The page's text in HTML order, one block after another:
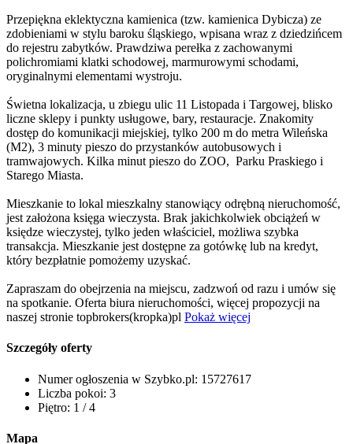
Przepiękna eklektyczna kamienica (tzw. kamienica Dybicza) ze
zdobieniami w stylu baroku śląskiego, wpisana wraz z dziedzińcem
do rejestru zabytków. Prawdziwa perełka z zachowanymi
polichromiami klatki schodowej, marmurowymi schodami,
oryginalnymi elementami wystroju.
Świetna lokalizacja, u zbiegu ulic 11 Listopada i Targowej, blisko
liczne sklepy i punkty usługowe, bary, restauracje. Znakomity
dostęp do komunikacji miejskiej, tylko 200 m do metra Wileńska
(M2), 3 minuty pieszo do przystanków autobusowych i
tramwajowych. Kilka minut pieszo do ZOO, Parku Praskiego i
Starego Miasta.
Mieszkanie to lokal mieszkalny stanowiący odrębną nieruchomość,
jest założona księga wieczysta. Brak jakichkolwiek obciążeń w
księdze wieczystej, tylko jeden właściciel, możliwa szybka
transakcja. Mieszkanie jest dostępne za gotówkę lub na kredyt,
który bezpłatnie pomożemy uzyskać.
Zapraszam do obejrzenia na miejscu, zadzwoń od razu i umów się
na spotkanie. Oferta biura nieruchomości, więcej propozycji na
naszej stronie topbrokers(kropka)pl Pokaż więcej
Szczegóły oferty
Numer ogłoszenia w Szybko.pl: 15727617
Liczba pokoi: 3
Piętro: 1 / 4
Mapa